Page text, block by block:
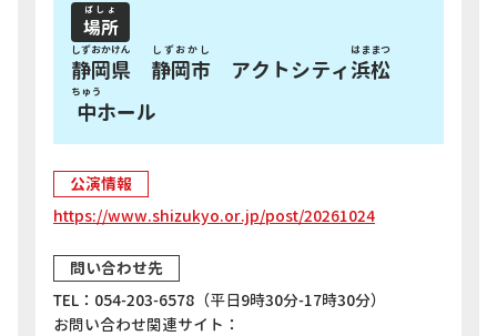
場所
ばしょ
静岡県
しずおかけん
静岡市
しずおかし
アクトシティ 浜松
はままつ
中
ちゅう
ホール
公演情報
https://www.shizukyo.or.jp/post/20261024
問い合わせ先
TEL：054-203-6578（平日9時30分-17時30分）
お問い合わせ関連サイト：